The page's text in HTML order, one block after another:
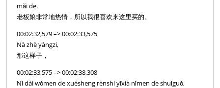
mǎi de.
老板娘非常地热情，所以我很喜欢来这里买的。
00:02:32,579 –> 00:02:33,575
Nà zhè yàngzi,
那这样子，
00:02:33,575 –> 00:02:38,308
Nǐ dài wǒmen de xuésheng rènshi yīxià nǐmen de shuǐguǒ,